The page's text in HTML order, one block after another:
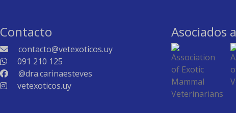
Contacto
contacto@vetexoticos.uy
091 210 125
@dra.carinaesteves
vetexoticos.uy
Asociados a